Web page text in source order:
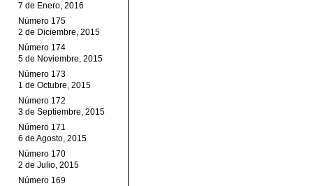
7 de Enero, 2016
Número 175
2 de Diciembre, 2015
Número 174
5 de Noviembre, 2015
Número 173
1 de Octubre, 2015
Número 172
3 de Septiembre, 2015
Número 171
6 de Agosto, 2015
Número 170
2 de Julio, 2015
Número 169